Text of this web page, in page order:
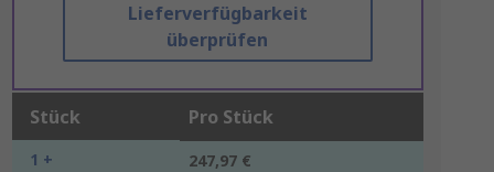
Lieferverfügbarkeit
überprüfen
Stück Pro Stück
1 + 247,97 €